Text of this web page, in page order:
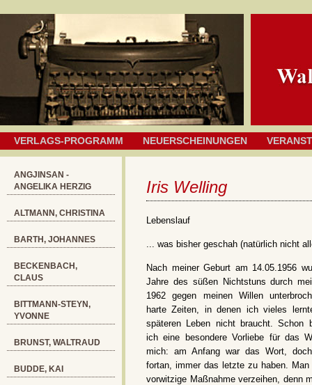
VERLAGS-PROGRAMM NEUERSCHEINUNGEN
ANGJINSAN -
ANGELIKA HERZIG
ALTMANN, CHRISTINA
BARTH, JOHANNES
BECKENBACH,
CLAUS
BITTMANN-STEYN,
YVONNE
BRUNST, WALTRAUD
BUDDE, KAI
Iris Welling
Lebenslauf
... was bisher geschah (natürlich nicht
Nach meiner Geburt am 14.05.1956
Jahre des süßen Nichtstuns durch
1962 gegen meinen Willen
harte Zeiten, in denen ich vieles
späteren Leben nicht braucht. Schon
ich eine besondere Vorliebe für das
mich: am Anfang war das Wort,
fortan, immer das letzte zu haben.
vorwitzige Maßnahme verzeihen, denn